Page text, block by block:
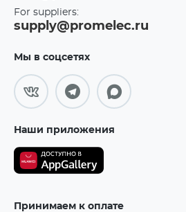
For suppliers:
supply@promelec.ru
Мы в соцсетях
Наши приложения
Принимаем к оплате